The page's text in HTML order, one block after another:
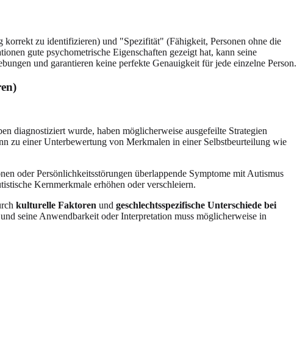
zu identifizieren) und "Spezifität" (Fähigkeit, Personen ohne die
gute psychometrische Eigenschaften gezeigt hat, kann seine
und garantieren keine perfekte Genauigkeit für jede einzelne Person.
diagnostiziert wurde, haben möglicherweise ausgefeilte Strategien
zu einer Unterbewertung von Merkmalen in einer Selbstbeurteilung wie
oder Persönlichkeitsstörungen überlappende Symptome mit Autismus
Kernmerkmale erhöhen oder verschleiern.
kulturelle Faktoren und geschlechtsspezifische Unterschiede bei
seine Anwendbarkeit oder Interpretation muss möglicherweise in